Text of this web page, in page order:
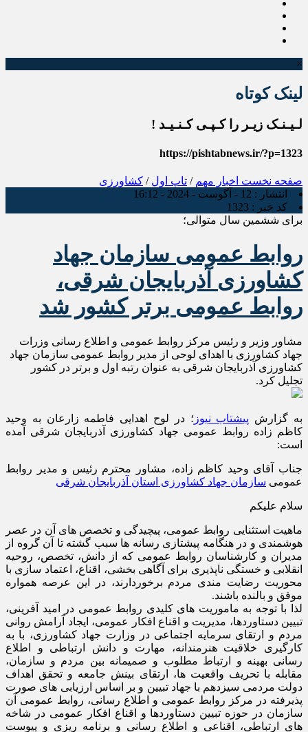
×
لینک کوتاه
لـیـنـک زیـر را کـپـی کـنـیـد !
https://pishtabnews.ir/?p=1323
صفحه نخست اخبار مهم / تاپ اول / کشاورزی
انتشار : 12 - آگوست - 2024 - 16:12
کد خبر : 1323
برای ششمین سال متوالی؛
روابط عمومی سازمان جهاد
کشاورزی آذربایجان شرقی،
روابط عمومی برتر کشور شد
مشاور وزیر و رئیس مرکز روابط عمومی و اطلاع رسانی وزرات
جهاد کشاورزی با اهدای لوحی از مدیر روابط عمومی سازمان جهاد
کشاورزی آذربایجان شرقی به عنوان رتبه اول و برتر در کشور
تجلیل کرد.
به گزارش پیشتاب نیوز ؛ در لوح اهدایی فاطمه زارعان به وحید
کاظم زاده روابط عمومی جهاد کشاورزی آذربایجان شرقی آمده
است:
جناب آقای وحید کاظم زاده، مشاور محترم رئیس و مدیر روابط
عمومی سازمان جهاد کشاورزی استان آذربایجان شرقی
سلام علیکم
ماهیت استثنایی روابط عمومی، پیچیدگی و تخصص های آن در عصر
هوشمندی و در هنگامه پیشتازی رسانه ها سبب گشته تا آن گروه از
مدیران و کارشناسان روابط عمومی که از دانش، تخصص، روحیه
انقلابی و خستگی ناپذیری برای آگاهی بخشی، اقناع، اعتماد سازی با
محوریت رضایت مندی مردم برخوردارند، در این عرصه همواره
موفق و بالنده باشند.
لذا با توجه به ماموریت های کلیدی روابط عمومی در امید آفرینی،
تبیین دستاوردها، مدیریت و اقناع افکار عمومی، ایجاد آرامش روانی
مردم و ارتقای سرمایه اجتماعی در وزارت جهاد کشاورزی، با به
کارگیری خلاقیت هنرمندانه، مهارت و دانش ارتباطی و اطلاع
رسانی بهینه و ارتباط مطلوب و صمیمانه بین مردم و سازمان،
مقابله با تحریف واقعیت ها، ارتقای بینش جامعه و تحقق اهداف
دولت مردمی سیزدهم با جهاد تبیین و بر اساس ارزیابی های صورت
پذیرفته در مرکز روابط عمومی و اطلاع رسانی، روابط عمومی آن
سازمان در حوزه تبیین دستاوردها و اقناع افکار عمومی در شاخه
های ارتباطی، اقناعی و اطلاع رسانی و برنامه ریزی و پیوست